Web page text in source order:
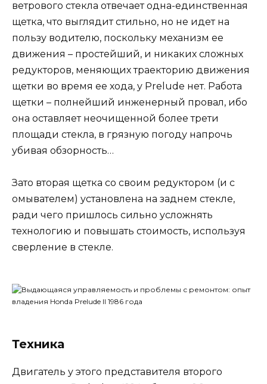
ветрового стекла отвечает одна-единственная
щетка, что выглядит стильно, но не идет на
пользу водителю, поскольку механизм ее
движения – простейший, и никаких сложных
редукторов, меняющих траекторию движения
щетки во время ее хода, у Prelude нет. Работа
щетки – полнейший инженерный провал, ибо
она оставляет неочищенной более трети
площади стекла, в грязную погоду напрочь
убивая обзорность…
Зато вторая щетка со своим редуктором (и с
омывателем) установлена на заднем стекле,
ради чего пришлось сильно усложнять
технологию и повышать стоимость, используя
сверление в стекле.
Техника
Двигатель у этого представителя второго